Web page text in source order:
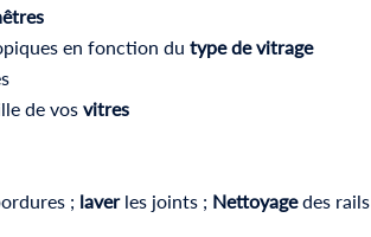
en fonction du type de vitrage
de vos vitres
; laverles joints ; Nettoyagedes rails